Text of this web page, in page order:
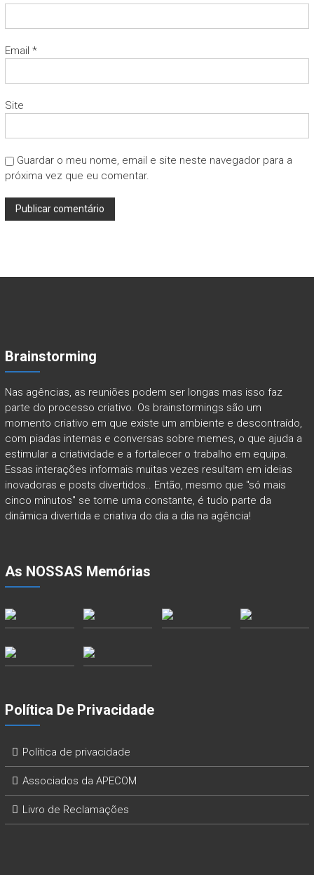
Email *
Site
Guardar o meu nome, email e site neste navegador para a
próxima vez que eu comentar.
Brainstorming
Nas agências, as reuniões podem ser longas mas isso faz
parte do processo criativo. Os brainstormings são um
momento criativo em que existe um ambiente e descontraído,
com piadas internas e conversas sobre memes, o que ajuda a
estimular a criatividade e a fortalecer o trabalho em equipa.
Essas interações informais muitas vezes resultam em ideias
inovadoras e posts divertidos.. Então, mesmo que "só mais
cinco minutos" se torne uma constante, é tudo parte da
dinâmica divertida e criativa do dia a dia na agência!
As NOSSAS Memórias
Política De Privacidade
Política de privacidade
Associados da APECOM
Livro de Reclamações